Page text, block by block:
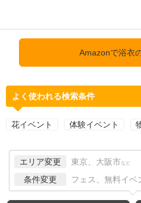
Amazonで浴衣
よく使われる検索条件
花イベント 体験イベント
エリア変更 東京、大阪市 など
条件変更 フェス、無料イベ